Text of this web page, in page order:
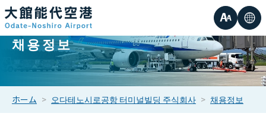
글
자
크
작은
중간
언
어
채용정보
ホーム 오다테노시로공항 터미널빌딩 주식회사 채용정보